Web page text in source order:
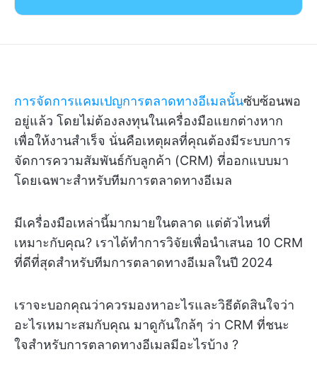
การจัดการแคมเปญการตลาดทางอีเมลนั้นซับซ้อนพอ
อยู่แล้ว โดยไม่ต้องลงทุนในเครื่องมือแยกต่างหาก
เพื่อให้งานสำเร็จ นั่นคือเหตุผลที่คุณต้องมีระบบการ
จัดการความสัมพันธ์กับลูกค้า (CRM) ที่ออกแบบมา
โดยเฉพาะสำหรับทีมการตลาดทางอีเมล
มีเครื่องมือเหล่านี้มากมายในตลาด แต่ตัวไหนที่
เหมาะกับคุณ? เราได้ทำการวิจัยเพื่อนำเสนอ 10 CRM
ที่ดีที่สุดสำหรับทีมการตลาดทางอีเมลในปี 2024
เราจะบอกคุณว่าควรมองหาอะไรและวิธีตัดสินใจว่า
อะไรเหมาะสมกับคุณ มาดูกันใกล้ๆ ว่า CRM ที่ชนะ
ใจสำหรับการตลาดทางอีเมลมีอะไรบ้าง ?